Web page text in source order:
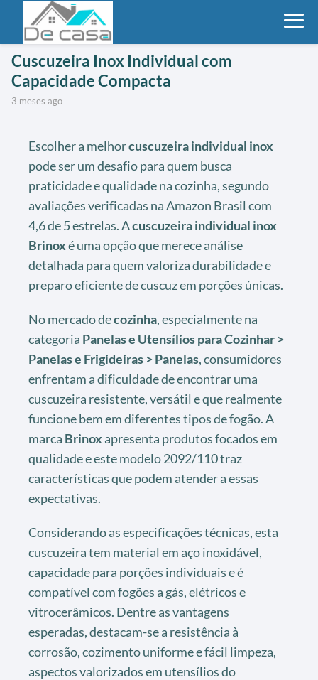
Cuscuzeira Inox Individual com
Capacidade Compacta
3 meses ago
Escolher a melhorcuscuzeira individual inox
pode ser um desafio para quem busca
praticidade e qualidade na cozinha, segundo
avaliações verificadas na Amazon Brasil com
4,6 de 5 estrelas. Acuscuzeira individual inox
Brinoxé uma opção que merece análise
detalhada para quem valoriza durabilidade e
preparo eficiente de cuscuz em porções únicas.
No mercado decozinha, especialmente na
categoria Panelas e Utensílios para Cozinhar >
Panelas e Frigideiras > Panelas, consumidores
enfrentam a dificuldade de encontrar uma
cuscuzeira resistente, versátil e que realmente
funcione bem em diferentes tipos de fogão. A
marca Brinox apresenta produtos focados em
qualidade e este modelo 2092/110 traz
características que podem atender a essas
expectativas.
Considerando as especificações técnicas, esta
cuscuzeira tem material em aço inoxidável,
capacidade para porções individuais e é
compatível com fogões a gás, elétricos e
vitrocerâmicos. Dentre as vantagens
esperadas, destacam-se a resistência à
corrosão, cozimento uniforme e fácil limpeza,
aspectos valorizados em utensílios do